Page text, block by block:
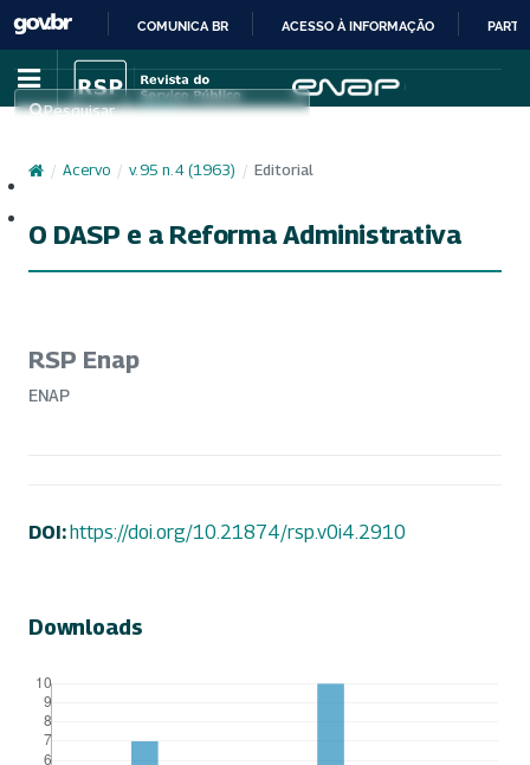
IR
PARA
CONTEÚDO
COMUNICA BR ACESSO À INFORMAÇÃO
Pesquisar
/ Acervo / v. 95 n. 4 (1963) / Editorial
O DASP e a Reforma Administrativa
RSP Enap
ENAP
DOI:https://doi.org/10.21874/rsp.v0i4.2910
Downloads